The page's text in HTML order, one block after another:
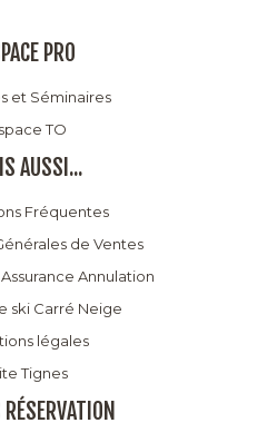
PRO
et Séminaires
TO
AUSSI...
Fréquentes
de Ventes
Annulation
ski Carré Neige
légales
Tignes